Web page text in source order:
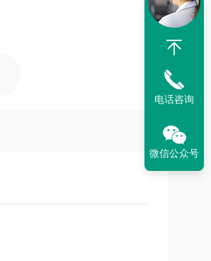
电话咨询
微信公众号